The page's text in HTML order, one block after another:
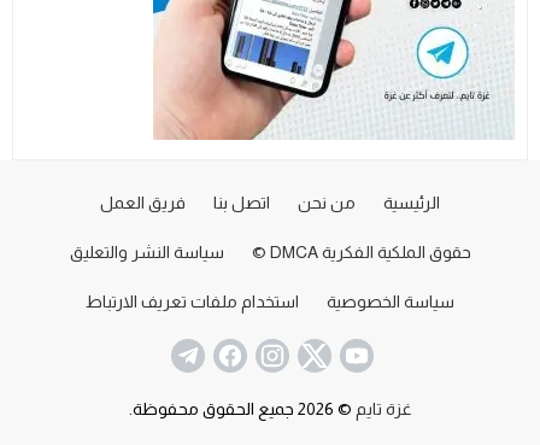
الرئيسية من نحن اتصل بنا فريق العمل
حقوق الملكية الفكرية DMCA © سياسة النشر والتعليق
سياسة الخصوصية استخدام ملفات تعريف الارتباط
غزة تايم © 2026 جميع الحقوق محفوظة.